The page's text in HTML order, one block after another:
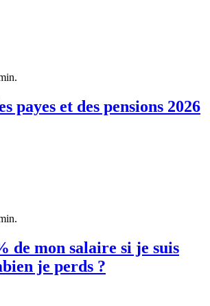
payes et des pensions 2026
de mon salaire si je suis
je perds ?